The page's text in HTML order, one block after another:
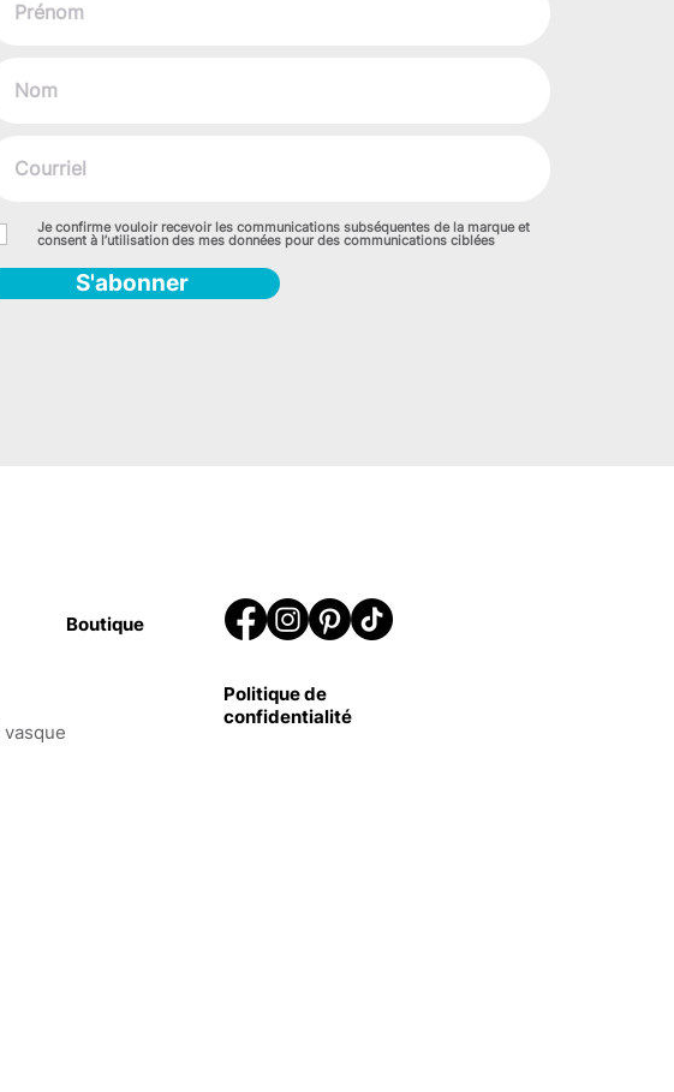
Je confirme vouloir recevoir les communications subséquentes de la marque et
consent à l’utilisation des mes données pour des communications ciblées
S'abonner
Boutique
Politique de
confidentialité